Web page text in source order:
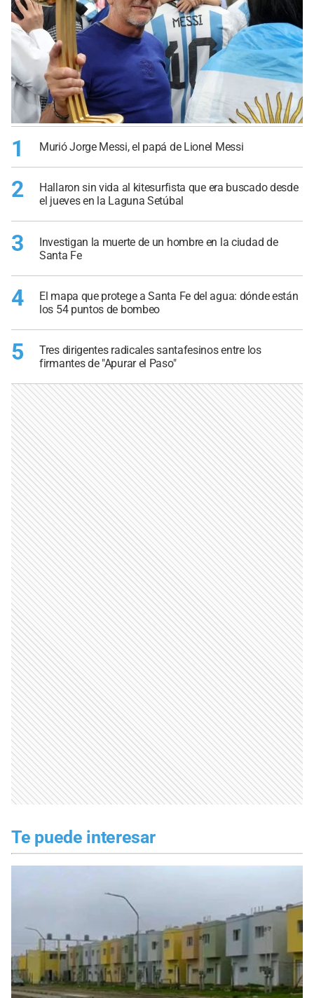
1 Murió Jorge Messi, el papá de Lionel Messi
2
Hallaron sin vida al kitesurfista que era buscado desde
el jueves en la Laguna Setúbal
3
Investigan la muerte de un hombre en la ciudad de
Santa Fe
4
El mapa que protege a Santa Fe del agua: dónde están
los 54 puntos de bombeo
5
Tres dirigentes radicales santafesinos entre los
firmantes de "Apurar el Paso"
Te puede interesar